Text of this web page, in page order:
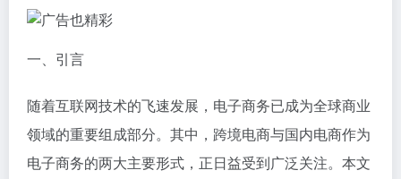
一、引言
随着互联网技术的飞速发展，电子商务已成为全球商业
领域的重要组成部分。其中，跨境电商与国内电商作为
电子商务的两大主要形式，正日益受到广泛关注。本文